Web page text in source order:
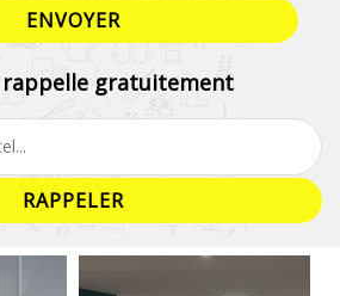
rappelle gratuitement